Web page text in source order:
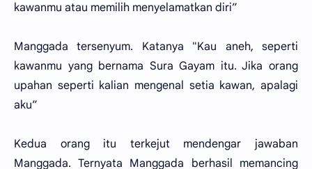
kawanmu atau memilih menyelamatkan diri”
Manggada tersenyum. Katanya "Kau aneh, seperti
kawanmu yang bernama Sura Gayam itu. Jika orang
upahan seperti kalian mengenal setia kawan, apalagi
aku”
Kedua orang itu terkejut mendengar jawaban
Manggada. Ternyata Manggada berhasil memancing